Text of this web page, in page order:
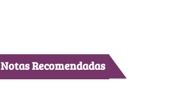
Notas Recomendadas